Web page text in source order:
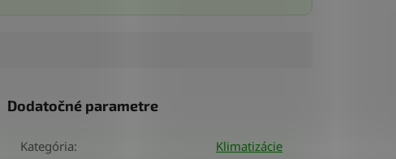
Dodatočné parametre
Kategória: Klimatizácie